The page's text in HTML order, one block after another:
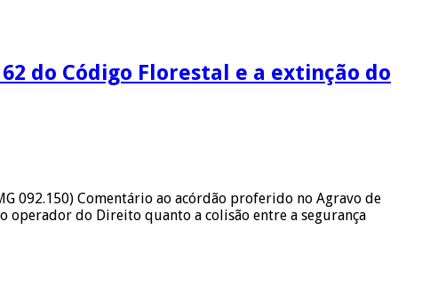
do Código Florestal e a extinção do
092.150) Comentário ao acórdão proferido no Agravo de
operador do Direito quanto a colisão entre a segurança